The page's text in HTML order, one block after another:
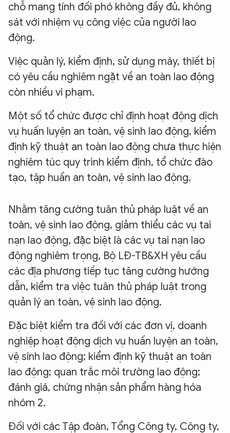
chỗ mang tính đối phó không đầy đủ, không
sát với nhiệm vụ công việc của người lao
động.
Việc quản lý, kiểm định, sử dụng máy, thiết bị
có yêu cầu nghiêm ngặt về an toàn lao động
còn nhiều vi phạm.
Một số tổ chức được chỉ định hoạt động dịch
vụ huấn luyện an toàn, vệ sinh lao động, kiểm
định kỹ thuật an toàn lao động chưa thực hiện
nghiêm túc quy trình kiểm định, tổ chức đào
tạo, tập huấn an toàn, vệ sinh lao động.
Nhằm tăng cường tuân thủ pháp luật về an
toàn, vệ sinh lao động, giảm thiểu các vụ tai
nạn lao động, đặc biệt là các vụ tai nạn lao
động nghiêm trọng, Bộ LĐ-TB&XH yêu cầu
các địa phương tiếp tục tăng cường hướng
dẫn, kiểm tra việc tuân thủ pháp luật trong
quản lý an toàn, vệ sinh lao động.
Đặc biệt kiểm tra đối với các đơn vị, doanh
nghiệp hoạt động dịch vụ huấn luyện an toàn,
vệ sinh lao động; kiểm định kỹ thuật an toàn
lao động; quan trắc môi trường lao động;
đánh giá, chứng nhận sản phẩm hàng hóa
nhóm 2.
Đối với các Tập đoàn, Tổng Công ty, Công ty,